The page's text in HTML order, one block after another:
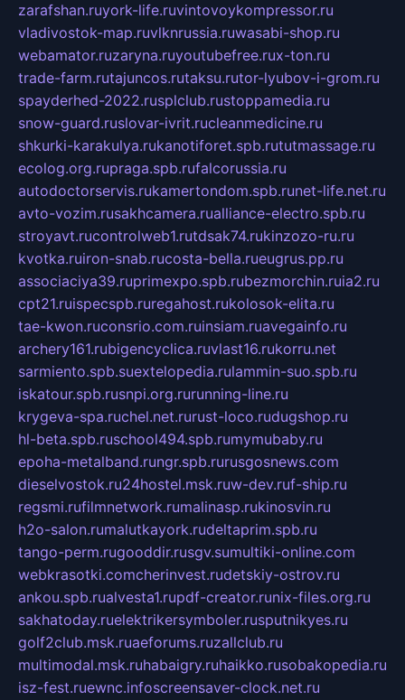
zarafshan.ruyork-life.ruvintovoykompressor.ru
vladivostok-map.ruvlknrussia.ruwasabi-shop.ru
webamator.ruzaryna.ruyoutubefree.rux-ton.ru
trade-farm.rutajuncos.rutaksu.rutor-lyubov-i-grom.ru
spayderhed-2022.rusplclub.rustoppamedia.ru
snow-guard.ruslovar-ivrit.rucleanmedicine.ru
shkurki-karakulya.rukanotiforet.spb.rututmassage.ru
ecolog.org.rupraga.spb.rufalcorussia.ru
autodoctorservis.rukamertondom.spb.runet-life.net.ru
avto-vozim.rusakhcamera.rualliance-electro.spb.ru
stroyavt.rucontrolweb1.rutdsak74.rukinzozo-ru.ru
kvotka.ruiron-snab.rucosta-bella.rueugrus.pp.ru
associaciya39.ruprimexpo.spb.rubezmorchin.ruia2.ru
cpt21.ruispecspb.ruregahost.rukolosok-elita.ru
tae-kwon.ruconsrio.com.ruinsiam.ruavegainfo.ru
archery161.rubigencyclica.ruvlast16.rukorru.net
sarmiento.spb.suextelopedia.rulammin-suo.spb.ru
iskatour.spb.rusnpi.org.rurunning-line.ru
krygeva-spa.ruchel.net.rurust-loco.rudugshop.ru
hl-beta.spb.ruschool494.spb.rumymubaby.ru
epoha-metalband.rungr.spb.rurusgosnews.com
dieselvostok.ru24hostel.msk.ruw-dev.ruf-ship.ru
regsmi.rufilmnetwork.rumalinasp.rukinosvin.ru
h2o-salon.rumalutkayork.rudeltaprim.spb.ru
tango-perm.rugooddir.rusgv.sumultiki-online.com
webkrasotki.comcherinvest.rudetskiy-ostrov.ru
ankou.spb.rualvesta1.rupdf-creator.runix-files.org.ru
sakhatoday.ruelektrikersymboler.rusputnikyes.ru
golf2club.msk.ruaeforums.ruzallclub.ru
multimodal.msk.ruhabaigry.ruhaikko.rusobakopedia.ru
isz-fest.ruewnc.infoscreensaver-clock.net.ru